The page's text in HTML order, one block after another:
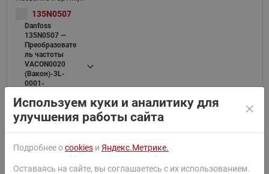
135N0507
Danfoss
135N0507 —
Преобразовате
ль частоты
VACON0020
(Вакон)-3L-
0001-
MI01-0001-
Используем куки и аналитику для
улучшения работы сайта
Подробнее оcookies и Яндекс.Метрике.
Оставаясь на сайте, вы соглашаетесь с их использованием.